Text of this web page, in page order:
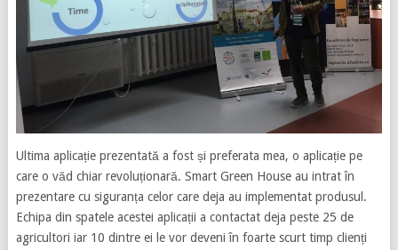
Ultima aplicație prezentată a fost și preferata mea, o aplicație pe
care o văd chiar revoluționară. Smart Green House au intrat în
prezentare cu siguranța celor care deja au implementat produsul.
Echipa din spatele acestei aplicații a contactat deja peste 25 de
agricultori iar 10 dintre ei le vor deveni în foarte scurt timp clienți